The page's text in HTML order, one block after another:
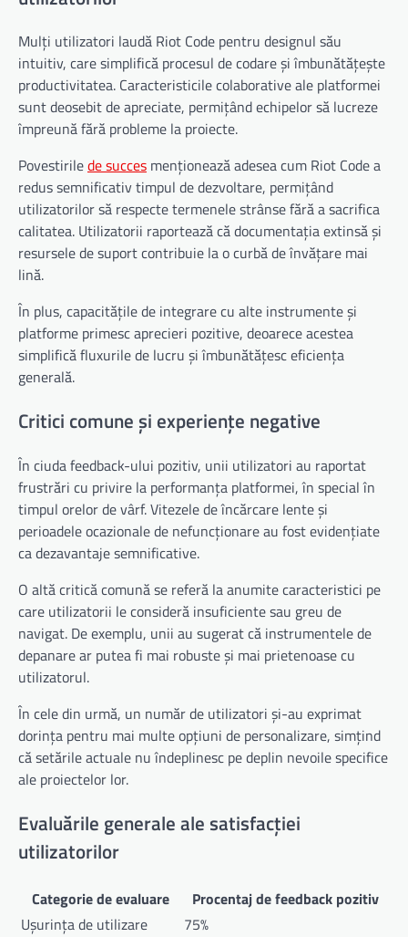
Mulți utilizatori laudă Riot Code pentru designul său
intuitiv, care simplifică procesul de codare și îmbunătățește
productivitatea. Caracteristicile colaborative ale platformei
sunt deosebit de apreciate, permițând echipelor să lucreze
împreună fără probleme la proiecte.
Povestirilede succes menționează adesea cum Riot Code a
redus semnificativ timpul de dezvoltare, permițând
utilizatorilor să respecte termenele strânse fără a sacrifica
calitatea. Utilizatorii raportează că documentația extinsă și
resursele de suport contribuie la o curbă de învățare mai
lină.
În plus, capacitățile de integrare cu alte instrumente și
platforme primesc aprecieri pozitive, deoarece acestea
simplifică fluxurile de lucru și îmbunătățesc eficiența
generală.
Critici comune și experiențe negative
În ciuda feedback-ului pozitiv, unii utilizatori au raportat
frustrări cu privire la performanța platformei, în special în
timpul orelor de vârf. Vitezele de încărcare lente și
perioadele ocazionale de nefuncționare au fost evidențiate
ca dezavantaje semnificative.
O altă critică comună se referă la anumite caracteristici pe
care utilizatorii le consideră insuficiente sau greu de
navigat. De exemplu, unii au sugerat că instrumentele de
depanare ar putea fi mai robuste și mai prietenoase cu
utilizatorul.
În cele din urmă, un număr de utilizatori și-au exprimat
dorința pentru mai multe opțiuni de personalizare, simțind
că setările actuale nu îndeplinesc pe deplin nevoile specifice
ale proiectelor lor.
Evaluările generale ale satisfacției
utilizatorilor
Categorie de evaluare
Procentaj de feedback pozitiv
Ușurința de utilizare
75%